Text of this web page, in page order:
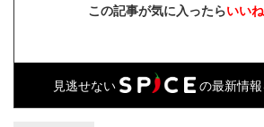
この記事が気に入ったらいいね
見逃せない の最新情報